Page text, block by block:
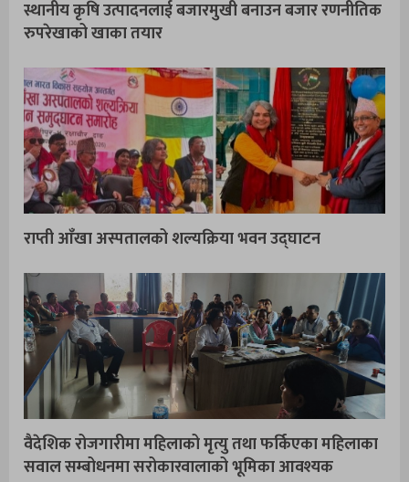
स्थानीय कृषि उत्पादनलाई बजारमुखी बनाउन बजार रणनीतिक
रुपरेखाको खाका तयार
राप्ती आँखा अस्पतालको शल्यक्रिया भवन उद्घाटन
वैदेशिक रोजगारीमा महिलाको मृत्यु तथा फर्किएका महिलाका
सवाल सम्बोधनमा सरोकारवालाको भूमिका आवश्यक